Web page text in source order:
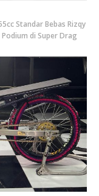
Standar Bebas Rizqy
di Super Drag